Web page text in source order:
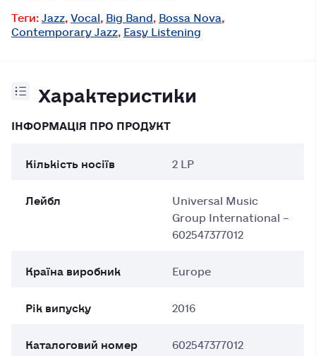
Теги:Jazz Vocal Big Band Bossa Nova
Contemporary Jazz,Easy Listening
Характеристики
ІНФОРМАЦІЯ ПРО ПРОДУКТ
Кількість носіїв
2 LP
Лейбл
Universal Music
Group International –
602547377012
Країна виробник
Europe
Рік випуску
2016
Каталоговий номер
602547377012